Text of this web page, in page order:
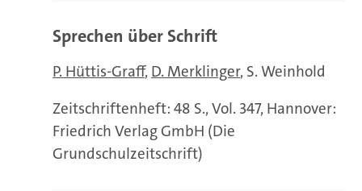
Sprechen über Schrift
P. Hüttis-Graff D. Merklinger S. Weinhold
Zeitschriftenheft: 48 S., Vol. 347, Hannover:
Friedrich Verlag GmbH (Die
Grundschulzeitschrift)